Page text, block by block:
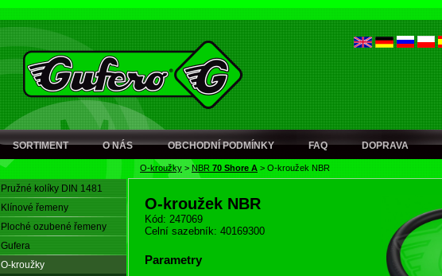
SORTIMENT O NÁS OBCHODNÍ PODMÍNKY FAQ DOPRAVA
O-kroužky > NBR 70 Shore A > O-kroužek NBR
Pružné kolíky DIN 1481
Klínové řemeny
Ploché ozubené řemeny
Gufera
O-kroužky
O-kroužek NBR
Kód: 247069
Celní sazebník: 40169300
Parametry